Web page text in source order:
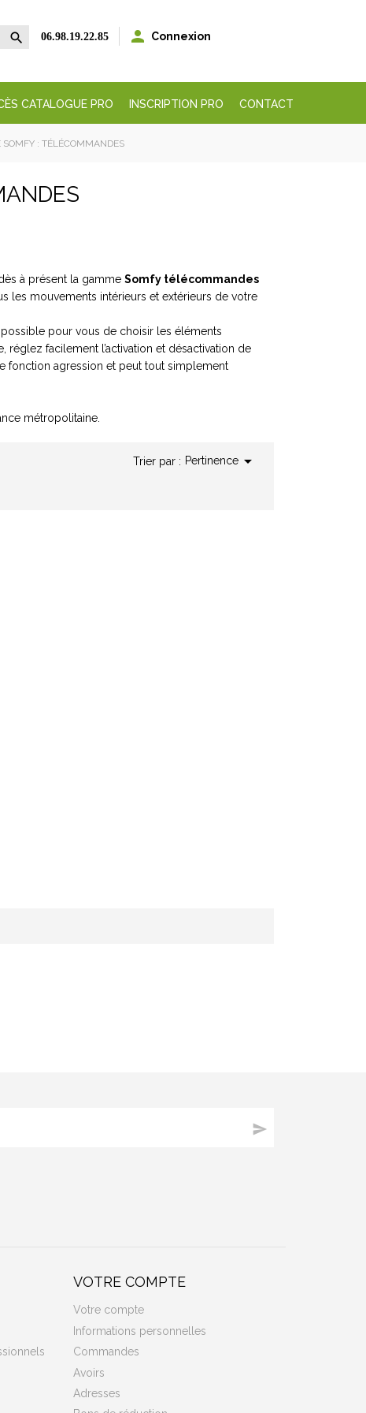
 06.98.19.22.85  Connexion
CATALOGUE PRO INSCRIPTION PRO CONTACT
: TÉLÉCOMMANDES
à présent la gamme Somfy télécommandes
les mouvements intérieurs et extérieurs de votre
pour vous de choisir les éléments
réglez facilement l’activation et désactivation de
fonction agression et peut tout simplement
métropolitaine.
Trier par : Pertinence 

VOTRE COMPTE
Votre compte
Informations personnelles
Commandes
Avoirs
Adresses